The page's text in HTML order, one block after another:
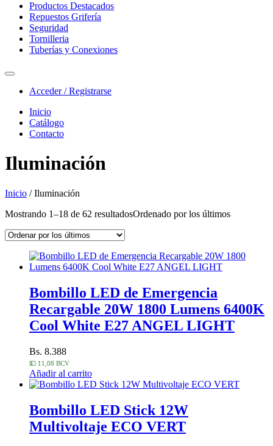
Productos Destacados
Repuestos Grifería
Seguridad
Tornilleria
Tuberías y Conexiones
Acceder / Registrarse
Inicio
Catálogo
Contacto
Iluminación
Inicio / Iluminación
Mostrando 1–18 de 62 resultadosOrdenado por los últimos
Bombillo LED de Emergencia
Recargable 20W 1800 Lumens 6400K
Cool White E27 ANGEL LIGHT
Bs. 8.388
💵 11,08 BCV
Añadir al carrito
Bombillo LED Stick 12W
Multivoltaje ECO VERT